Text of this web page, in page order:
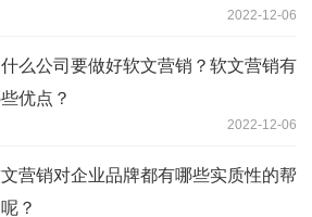
2022-12-06
么公司要做好软文营销？软文营销有
优点？
2022-12-06
营销对企业品牌都有哪些实质性的帮
？